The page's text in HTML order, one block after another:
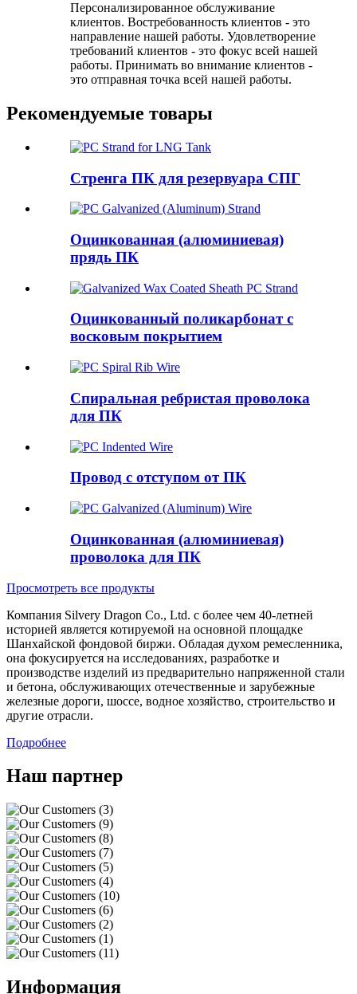
Персонализированное обслуживание
клиентов. Востребованность клиентов - это
направление нашей работы. Удовлетворение
требований клиентов - это фокус всей нашей
работы. Принимать во внимание клиентов -
это отправная точка всей нашей работы.
Рекомендуемые товары
Стренга ПК для резервуара СПГ
Оцинкованная (алюминиевая)
прядь ПК
Оцинкованный поликарбонат с
восковым покрытием
Спиральная ребристая проволока
для ПК
Провод с отступом от ПК
Оцинкованная (алюминиевая)
проволока для ПК
Просмотреть все продукты
Компания Silvery Dragon Co., Ltd. с более чем 40-летней
историей является котируемой на основной площадке
Шанхайской фондовой биржи. Обладая духом ремесленника,
она фокусируется на исследованиях, разработке и
производстве изделий из предварительно напряженной стали
и бетона, обслуживающих отечественные и зарубежные
железные дороги, шоссе, водное хозяйство, строительство и
другие отрасли.
Подробнее
Наш партнер
Информация